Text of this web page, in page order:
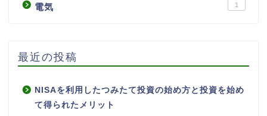
電気 1
最近の投稿
NISAを利用したつみたて投資の始め方と投資を始め
て得られたメリット